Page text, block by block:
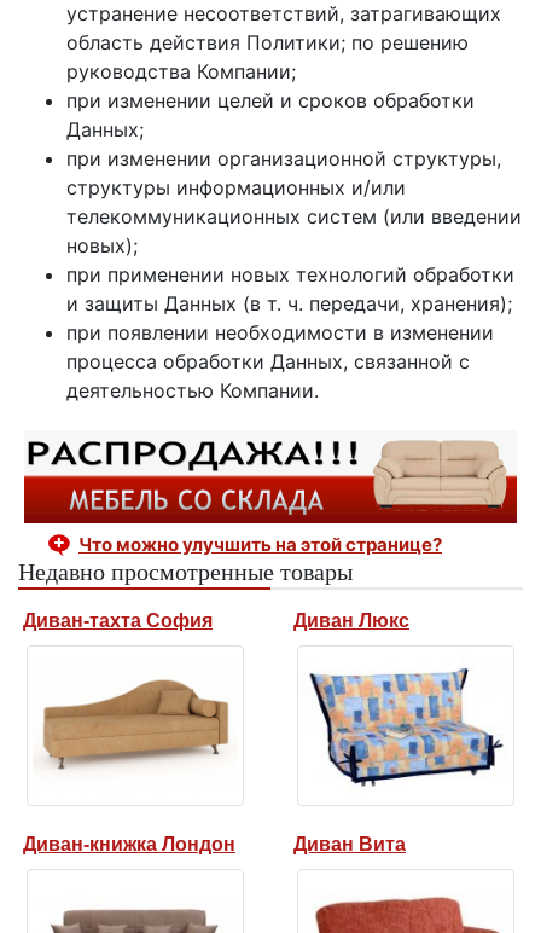
устранение несоответствий, затрагивающих
область действия Политики; по решению
руководства Компании;
при изменении целей и сроков обработки
Данных;
при изменении организационной структуры,
структуры информационных и/или
телекоммуникационных систем (или введении
новых);
при применении новых технологий обработки
и защиты Данных (в т. ч. передачи, хранения);
при появлении необходимости в изменении
процесса обработки Данных, связанной с
деятельностью Компании.
Что можно улучшить на этой странице?
Недавно просмотренные товары
Диван-тахта София Диван Люкс
Диван-книжка Лондон Диван Вита